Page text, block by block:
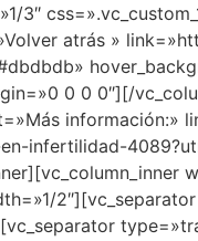
3″
atrás »
0 0 0″][/
infertilidad-